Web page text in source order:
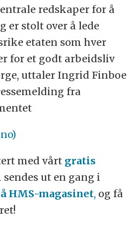
redskaper for å
er stolt over å lede
etaten som hver
for et godt arbeidsliv
uttaler Ingrid Finboe
fra
med vårt gratis
ut en gang i
HMS-magasinet,og få